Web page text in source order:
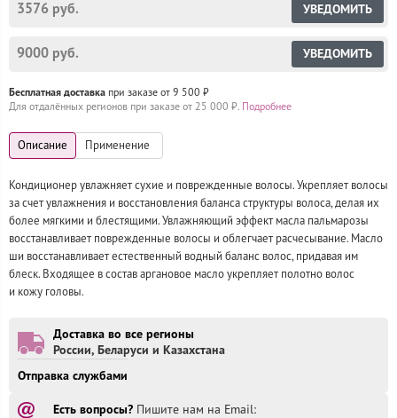
3576 руб. УВЕДОМИТЬ
9000 руб. УВЕДОМИТЬ
Бесплатная доставка при заказе от 9 500 ₽
Для отдалённых регионов при заказе от 25 000 ₽. Подробнее
Кондиционер увлажняет сухие и поврежденные волосы. Укрепляет волосы
за счет увлажнения и восстановления баланса структуры волоса, делая их
более мягкими и блестящими. Увлажняющий эффект масла пальмарозы
восстанавливает поврежденные волосы и облегчает расчесывание. Масло
ши восстанавливает естественный водный баланс волос, придавая им
блеск. Входящее в состав аргановое масло укрепляет полотно волос
и кожу головы.
Доставка во все регионы
России, Беларуси и Казахстана
Отправка службами
Есть вопросы? Пишите нам на Email: